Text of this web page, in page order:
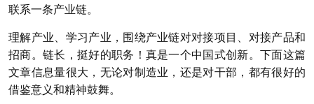
联系一条产业链。
理解产业、学习产业，围绕产业链对对接项目、对接产品和
招商。链长，挺好的职务！真是一个中国式创新。下面这篇
文章信息量很大，无论对制造业，还是对干部，都有很好的
借鉴意义和精神鼓舞。